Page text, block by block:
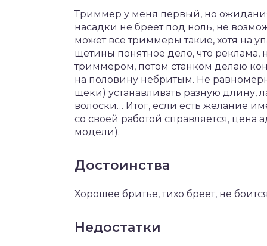
Триммер у меня первый, но
насадки не бреет под ноль, не
может все триммеры такие, хотя на
щетины понятное дело, что реклама,
триммером, потом станком делаю
на половину небритым. Не
щеки) устанавливать разную длину,
волоски… Итог, если есть желание
со своей работой справляется, цена
модели).
Достоинства
Хорошее бритье, тихо бреет, не
Недостатки